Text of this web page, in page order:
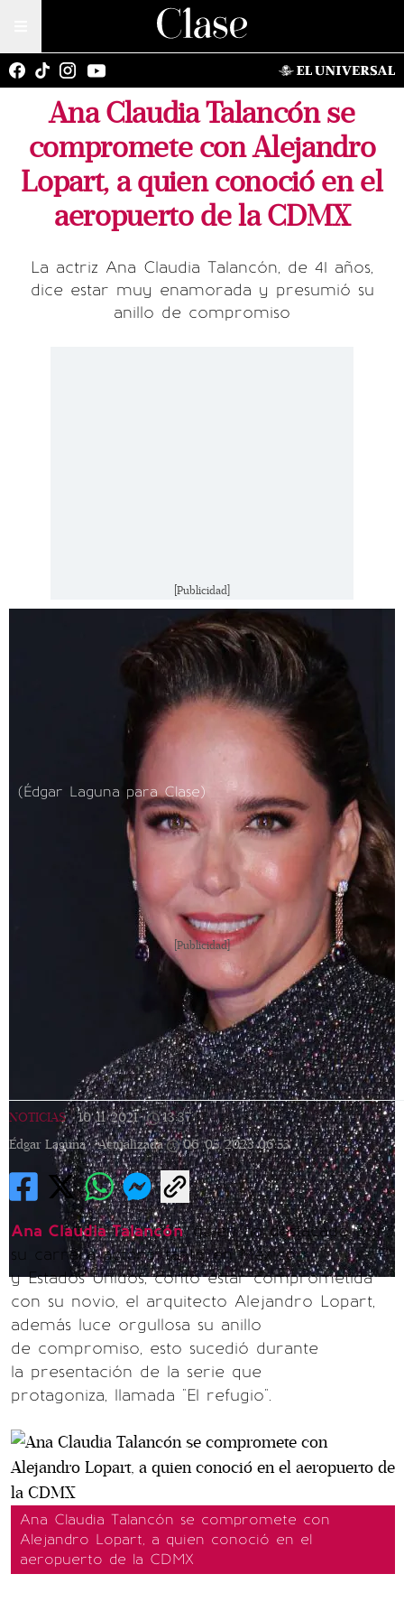
Ana Claudia Talancón se
compromete con Alejandro
Lopart, a quien conoció en el
aeropuerto de la CDMX
La actriz Ana Claudia Talancón, de 41 años,
dice estar muy enamorada y presumió su
anillo de compromiso
[Publicidad]
(Édgar Laguna para Clase)
[Publicidad]
NOTICIAS | 10/11/2021 | 13:37 |
Édgar Laguna | Actualizada 06/05/2023 06:53
Ana Claudia Talancón, quien ha destacado por
su carrera actoral tanto en México
y Estados Unidos, contó estar comprometida
con su novio, el arquitecto Alejandro Lopart,
además luce orgullosa su anillo
de compromiso, esto sucedió durante
la presentación de la serie que
protagoniza, llamada "El refugio".
Ana Claudia Talancón se compromete con
Alejandro Lopart, a quien conoció en el
aeropuerto de la CDMX